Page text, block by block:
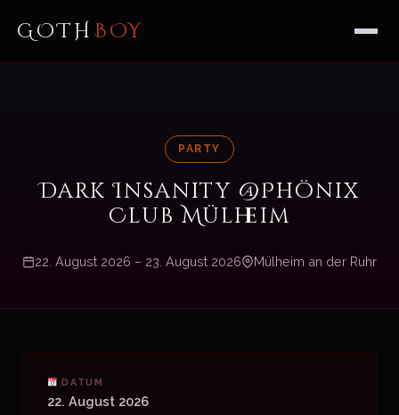
GOTH BOY
PARTY
Dark Insanity @Phönix
Club Mülheim
22. August 2026 – 23. August 2026 Mülheim an der Ruhr
DATUM
22. August 2026